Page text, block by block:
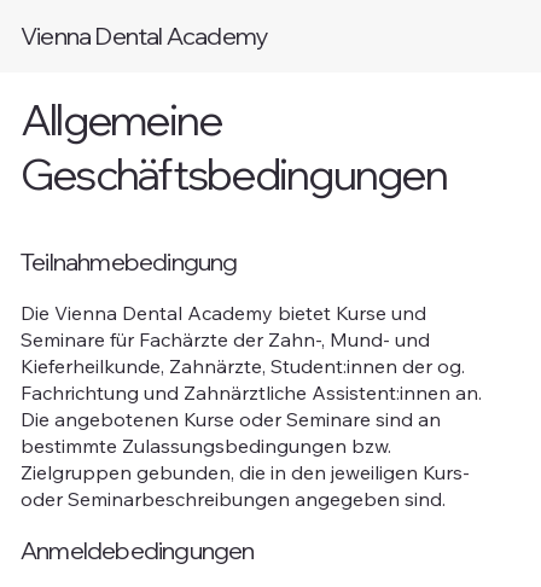
Vienna Dental Academy
Allgemeine
Geschäftsbedingungen
Teilnahmebedingung
Die Vienna Dental Academy bietet Kurse und
Seminare für Fachärzte der Zahn-, Mund- und
Kieferheilkunde, Zahnärzte, Student:innen der og.
Fachrichtung und Zahnärztliche Assistent:innen an.
Die angebotenen Kurse oder Seminare sind an
bestimmte Zulassungsbedingungen bzw.
Zielgruppen gebunden, die in den jeweiligen Kurs-
oder Seminarbeschreibungen angegeben sind.
Anmeldebedingungen